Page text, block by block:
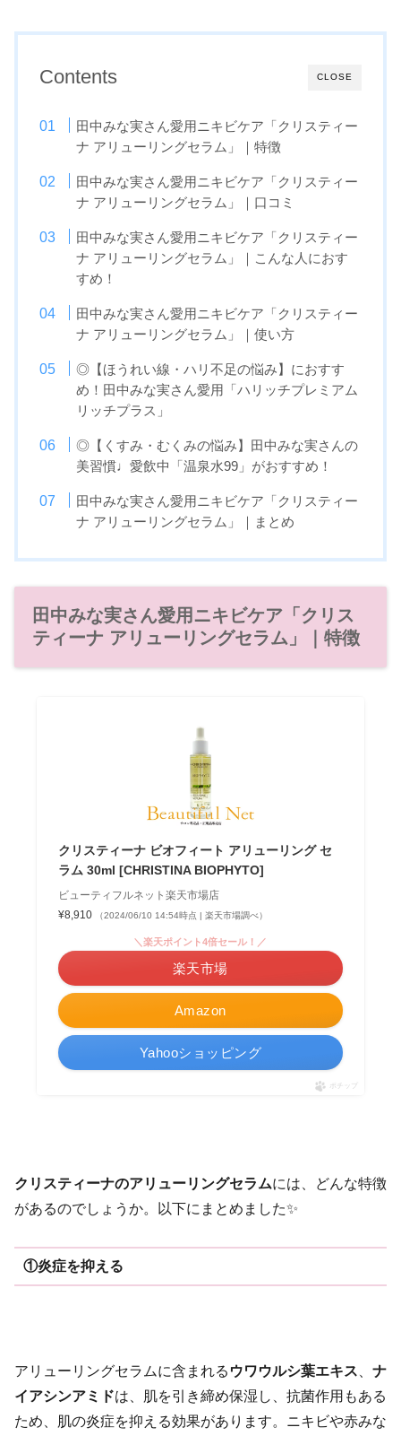
CLOSE
Contents
田中みな実さん愛用ニキビケア「クリスティー
ナ アリューリングセラム」｜特徴
田中みな実さん愛用ニキビケア「クリスティー
ナ アリューリングセラム」｜口コミ
田中みな実さん愛用ニキビケア「クリスティー
ナ アリューリングセラム」｜こんな人におす
すめ！
田中みな実さん愛用ニキビケア「クリスティー
ナ アリューリングセラム」｜使い方
◎【ほうれい線・ハリ不足の悩み】におすす
め！田中みな実さん愛用「ハリッチプレミアム
リッチプラス」
◎【くすみ・むくみの悩み】田中みな実さんの
美習慣♩愛飲中「温泉水99」がおすすめ！
田中みな実さん愛用ニキビケア「クリスティー
ナ アリューリングセラム」｜まとめ
田中みな実さん愛用ニキビケア「クリス
ティーナ アリューリングセラム」｜特徴
クリスティーナ ビオフィート アリューリング セ
ラム 30ml [CHRISTINA BIOPHYTO]
ビューティフルネット楽天市場店
¥8,910
（2024/06/10 14:54時点 | 楽天市場調べ）
Amazon
＼楽天ポイント4倍セール！／
楽天市場
Yahooショッピング
ポチップ
クリスティーナのアリューリングセラムには、どんな特徴
があるのでしょうか。以下にまとめました✨
①炎症を抑える
アリューリングセラムに含まれる ウワウルシ葉エキス、 ナ
イアシンアミドは、肌を引き締め保湿し、抗菌作用もある
ため、肌の炎症を抑える効果があります。ニキビや赤みな